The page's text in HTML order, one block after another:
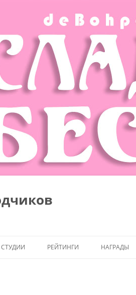
СТУДИИ РЕЙТИНГИ НАГРАДЫ